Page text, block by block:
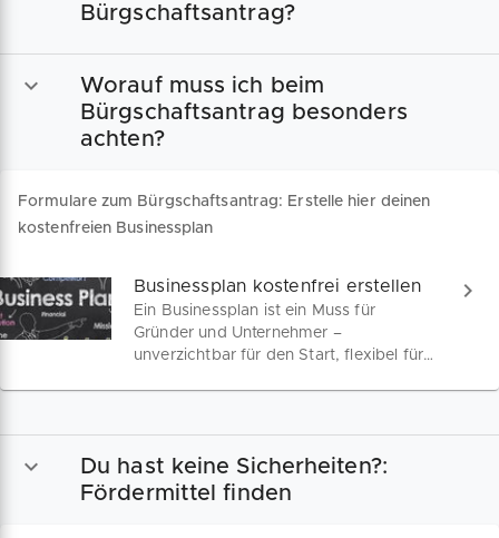
Bürgschaftsantrag?
Worauf muss ich beim
Bürgschaftsantrag besonders
achten?
Formulare zum Bürgschaftsantrag: Erstelle hier deinen
kostenfreien Businessplan
Businessplan kostenfrei erstellen
Ein Businessplan ist ein Muss für
Gründer und Unternehmer –
unverzichtbar für den Start, flexibel für
Du hast keine Sicherheiten?:
Fördermittel finden